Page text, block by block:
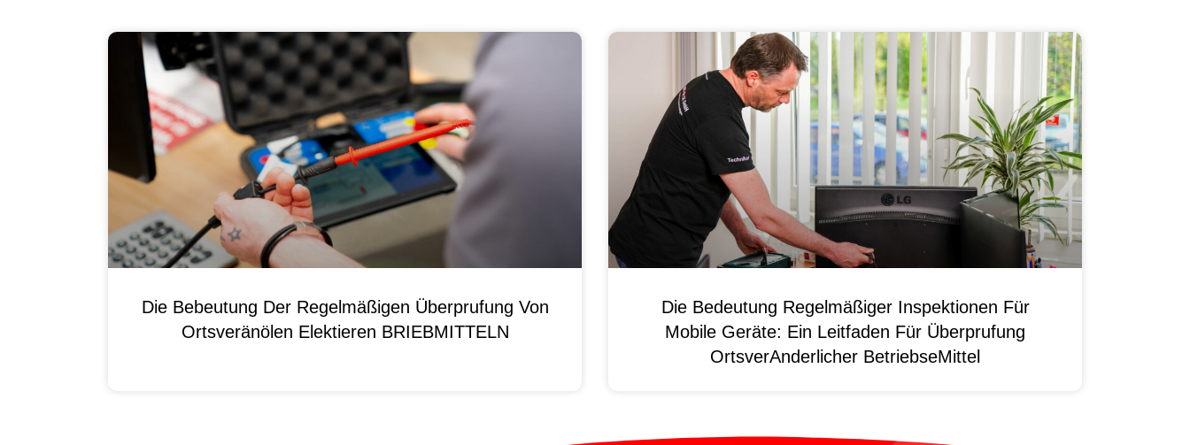
Die Bebeutung Der Regelmäßigen Überprufung Von
Ortsveränölen Elektieren BRIEBMITTELN
Die Bedeutung Regelmäßiger Inspektionen Für
Mobile Geräte: Ein Leitfaden Für Überprufung
OrtsverAnderlicher BetriebseMittel